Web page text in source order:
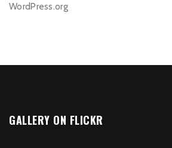
WordPress.org
GALLERY ON FLICKR